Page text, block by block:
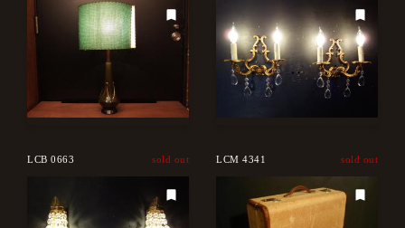
LCB 0663 sold out LCM 4341 sold out